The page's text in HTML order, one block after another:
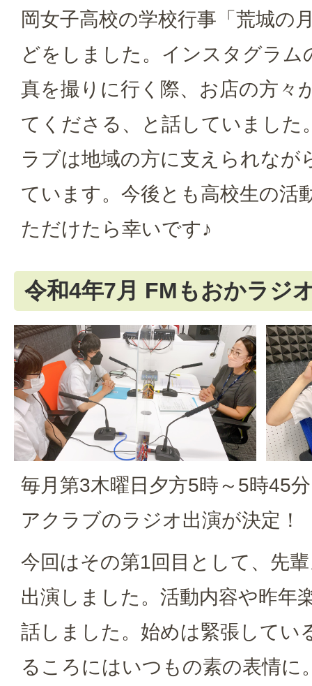
岡女子高校の学校行事「荒城の
どをしました。インスタグラム
真を撮りに行く際、お店の方々
てくださる、と話していました
ラブは地域の方に支えられなが
ています。今後とも高校生の活
ただけたら幸いです♪
令和4年7月 FMもおかラジ
毎月第3木曜日夕方5時～5時45
アクラブのラジオ出演が決定！
今回はその第1回目として、先
出演しました。活動内容や昨年
話しました。始めは緊張してい
るころにはいつもの素の表情に